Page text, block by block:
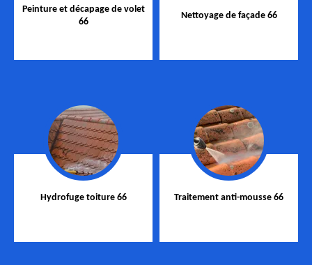
Peinture et décapage de volet
66
Nettoyage de façade 66
Hydrofuge toiture 66 Traitement anti-mousse 66